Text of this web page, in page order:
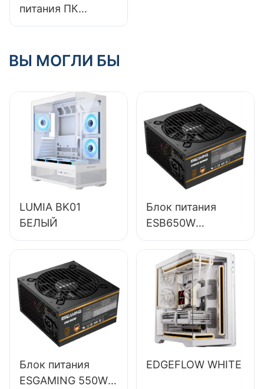
питания ПК
подойдет для
двумя
ВЫ МОГЛИ БЫ
LUMIA BK01
БЕЛЫЙ
Блок питания
ESB650W
ESGAMING 650W
высокого
качества, КПД
85%,
полномодульный,
бронзовый (80+),
для настольных
Блок питания
ESGAMING 550W
EDGEFLOW WHITE